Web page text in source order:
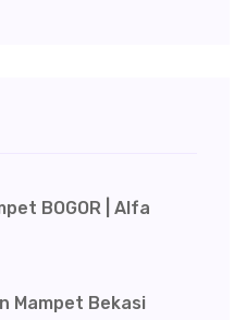
BOGOR | Alfa
Mampet Bekasi